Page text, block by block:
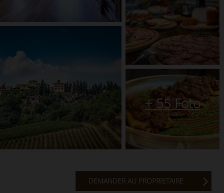
+55 Foto
DEMANDER AU PROPRIETAIRE